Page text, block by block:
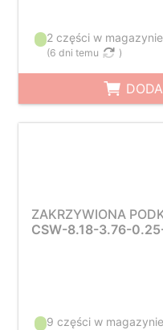
2 części w magazynie
(6 dni temu )
ZAKRZYWIONA
CSW-8.18-3.76-
9 części w magazynie